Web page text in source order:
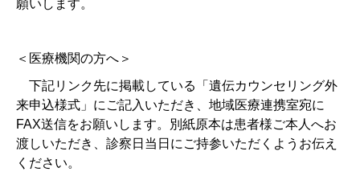
願いします。
＜医療機関の方へ＞
下記リンク先に掲載している「遺伝カウンセリング外
来申込様式」にご記入いただき、地域医療連携室宛に
FAX送信をお願いします。別紙原本は患者様ご本人へお
渡しいただき、診察日当日にご持参いただくようお伝え
ください。